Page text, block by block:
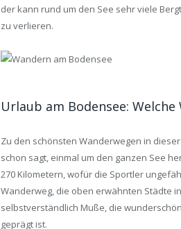
der kann rund um den See sehr viele
zu verlieren.
Urlaub am Bodensee:
Zu den schönsten Wanderwegen in
schon sagt, einmal um den ganzen See
270 Kilometern, wofür die Sportler
Wanderweg, die oben erwähnten Städte
selbstverständlich Muße, die
geprägt ist.